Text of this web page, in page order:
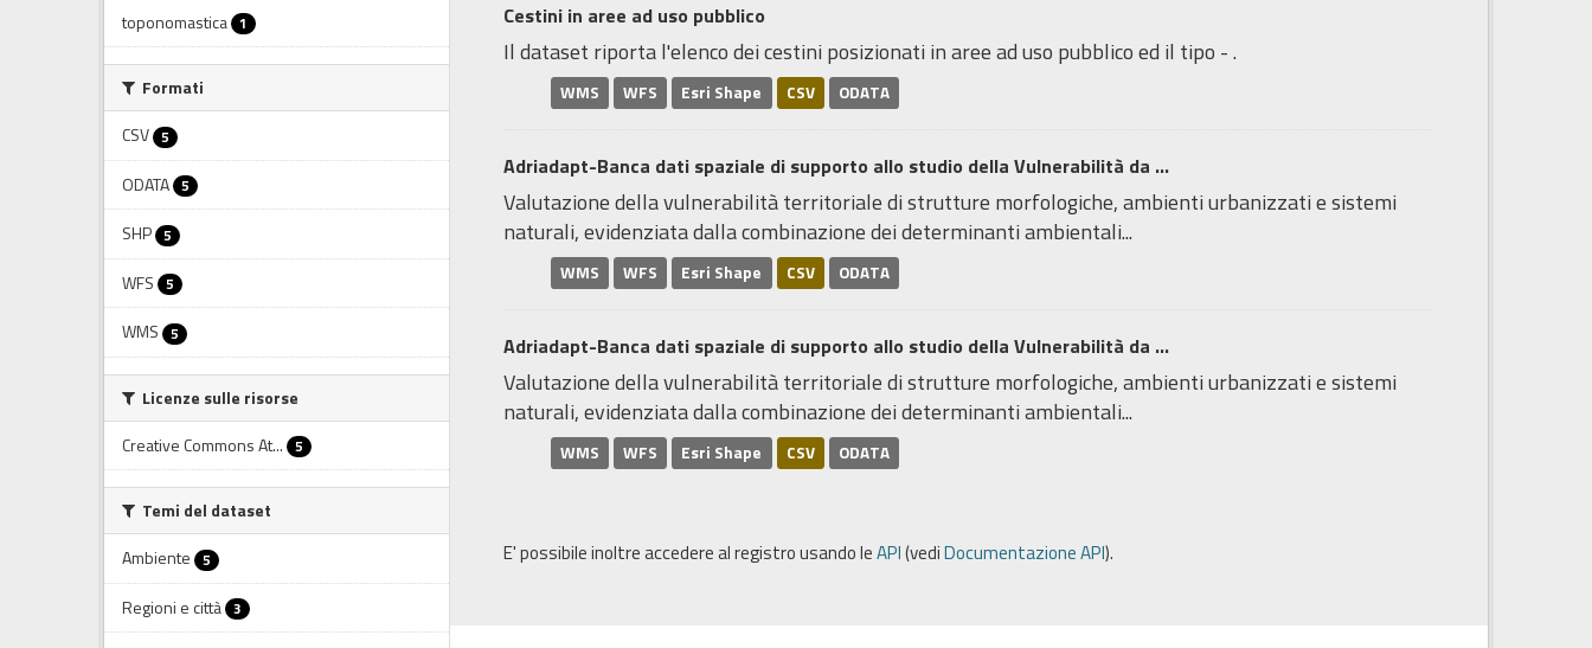
toponomastica 1
Formati
CSV 5
ODATA 5
SHP 5
WFS 5
WMS 5
Licenze sulle risorse
Creative Commons At... 5
Temi del dataset
Ambiente 5
Regioni e città 3
Cestini in aree ad uso pubblico
Il dataset riporta l'elenco dei cestini posizionati in aree ad uso pubblico ed il tipo - .
WMS WFS Esri Shape CSV ODATA
Adriadapt-Banca dati spaziale di supporto allo studio della Vulnerabilità da ...
Valutazione della vulnerabilità territoriale di strutture morfologiche, ambienti urbanizzati e sistemi
naturali, evidenziata dalla combinazione dei determinanti ambientali...
WMS WFS Esri Shape CSV ODATA
Adriadapt-Banca dati spaziale di supporto allo studio della Vulnerabilità da ...
Valutazione della vulnerabilità territoriale di strutture morfologiche, ambienti urbanizzati e sistemi
naturali, evidenziata dalla combinazione dei determinanti ambientali...
WMS WFS Esri Shape CSV ODATA
E' possibile inoltre accedere al registro usando leAPI(vediDocumentazione API).